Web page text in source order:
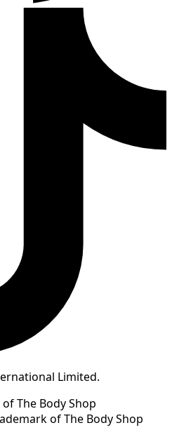
Limited.
The Body Shop
of The Body Shop